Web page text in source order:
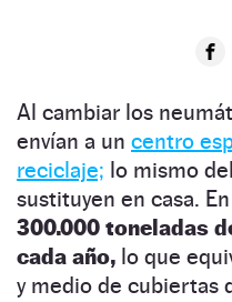
Al cambiar los
envían a un centro
reciclaje; lo mismo
sustituyen en casa.
300.000 toneladas
cada año, lo que
y medio de cubiertas